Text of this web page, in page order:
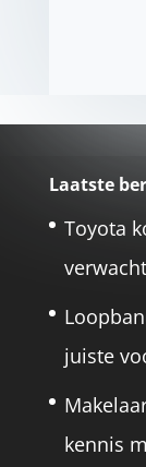
Laatste
Toyota
juiste
kennis